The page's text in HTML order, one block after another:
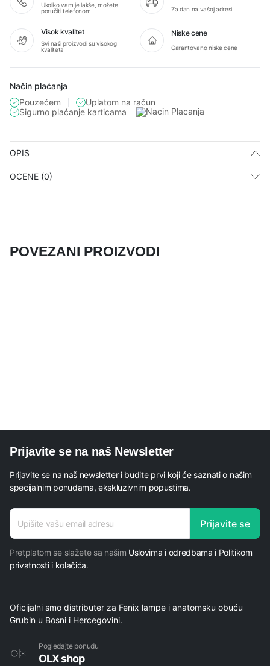
Ukoliko vam je lakše, možete
poručiti telefonom
Za dan na vašoj adresi
Visok kvalitet
Svi naši proizvodi su visokog
kvaliteta
Niske cene
Garantovano niske cene
Način plaćanja
Pouzećem
Uplatom na račun
Sigurno plaćanje karticama
OPIS
OCENE (0)
POVEZANI PROIZVODI
Prijavite se na naš Newsletter
Prijavite se na naš newsletter i budite prvi koji će saznati o našim
specijalnim ponudama, ekskluzivnim popustima.
adresa
Prijavite se
Pretplatom se slažete sa našim Uslovima i odredbama i Politikom
privatnosti i kolačića.
Oficijalni smo distributer za Fenix lampe i anatomsku obuću
Grubin u Bosni i Hercegovini.
Pogledajte ponudu
OLX shop